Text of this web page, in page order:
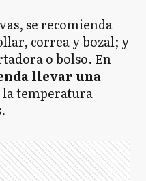
se recomienda
correa y bozal; y
o bolso. En
llevar una
temperatura